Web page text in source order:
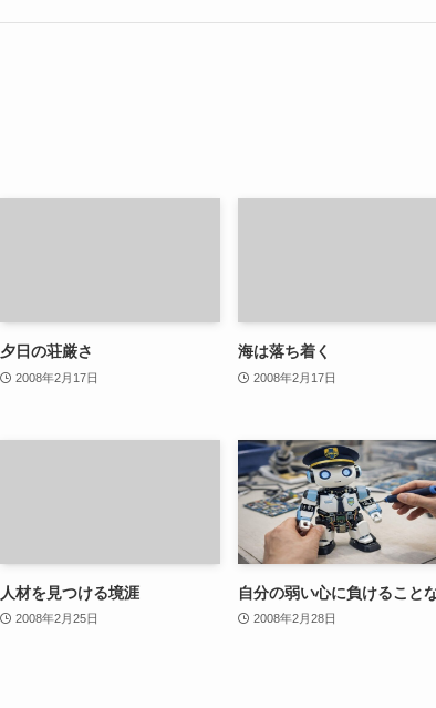
夕日の荘厳さ
2008年2月17日
海は落ち着く
2008年2月17日
人材を見つける境涯
2008年2月25日
自分の弱い心に負けること
2008年2月28日